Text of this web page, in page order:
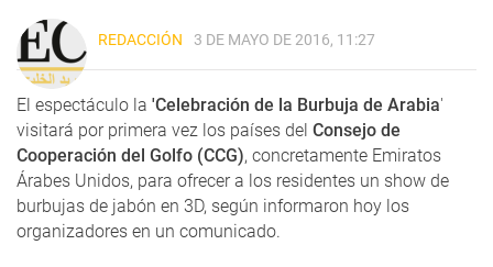
REDACCIÓN 3 DE MAYO DE 2016, 11:27
El espectáculo la 'Celebración de la Burbuja de Arabia'
visitará por primera vez los países del Consejo de
Cooperación del Golfo (CCG), concretamente Emiratos
Árabes Unidos, para ofrecer a los residentes un show de
burbujas de jabón en 3D, según informaron hoy los
organizadores en un comunicado.